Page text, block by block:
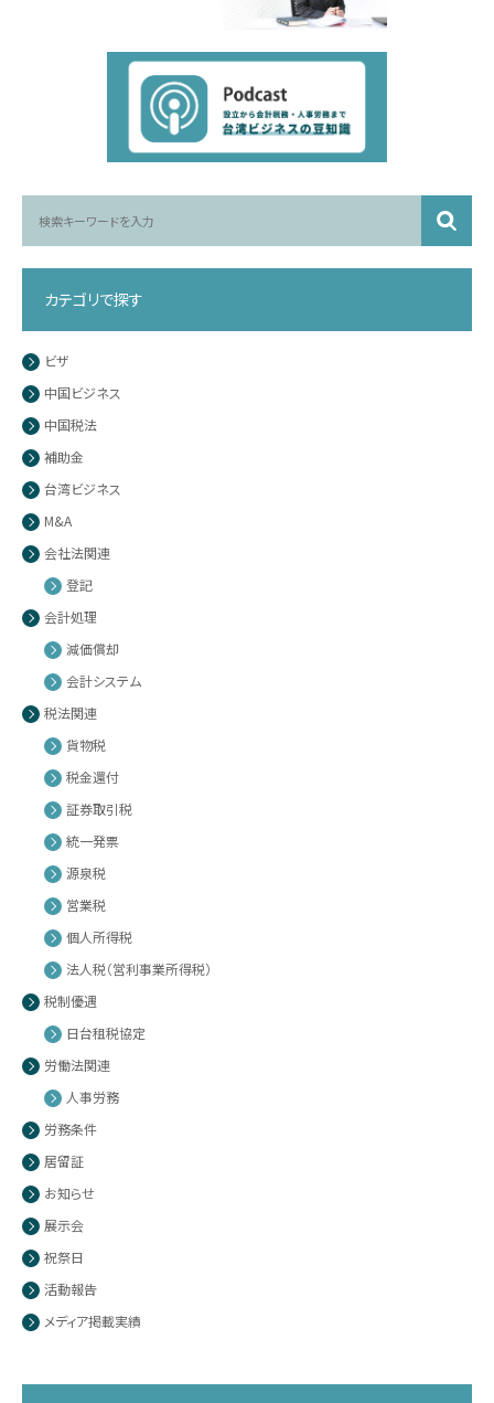
カテゴリで探す
ビザ
中国ビジネス
中国税法
補助金
台湾ビジネス
M&A
会社法関連
登記
会計処理
減価償却
会計システム
税法関連
貨物税
税金還付
証券取引税
統一発票
源泉税
営業税
個人所得税
法人税（営利事業所得税）
税制優遇
日台租税協定
労働法関連
人事労務
労務条件
居留証
お知らせ
展示会
祝祭日
活動報告
メディア掲載実績